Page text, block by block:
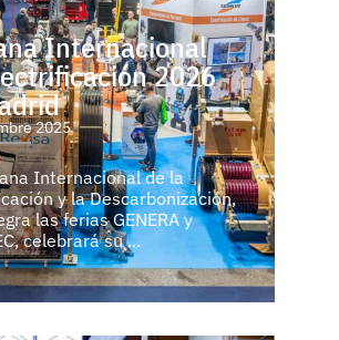
Internacional
2026
2025
Internacional de la
y la Descarbonización,
las ferias GENERA y
celebrará su ...